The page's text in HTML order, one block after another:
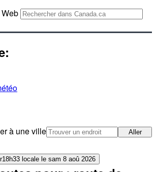
à une ville
Aller
18h33 locale le sam 8 aoû 2026